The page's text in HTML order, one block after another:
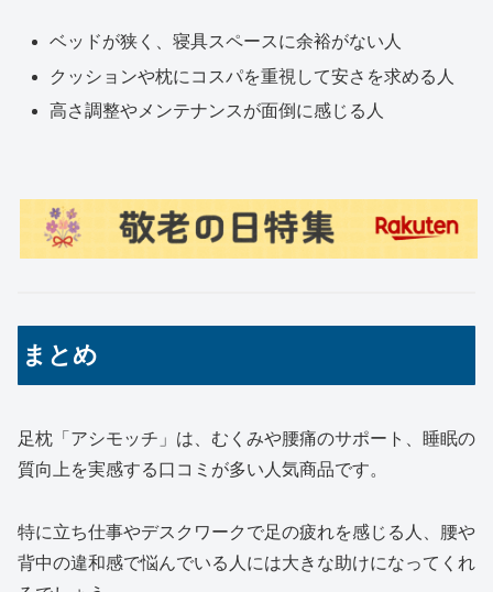
ベッドが狭く、寝具スペースに余裕がない人
クッションや枕にコスパを重視して安さを求める人
高さ調整やメンテナンスが面倒に感じる人
まとめ
足枕「アシモッチ」は、むくみや腰痛のサポート、睡眠の
質向上を実感する口コミが多い人気商品です。
特に立ち仕事やデスクワークで足の疲れを感じる人、腰や
背中の違和感で悩んでいる人には大きな助けになってくれ